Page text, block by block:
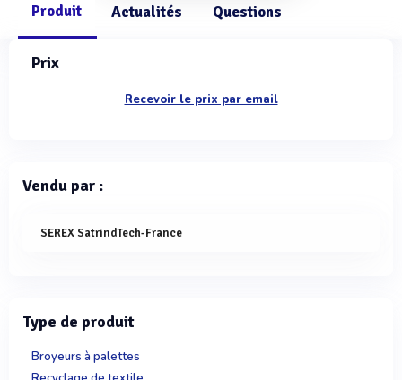
Produit Actualités Questions
Prix
Recevoir le prix par email
Vendu par :
SEREX SatrindTech-France
Type de produit
Broyeurs à palettes